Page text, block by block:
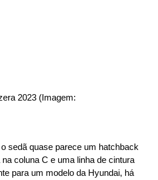
2023 (Imagem:
sedã quase parece um hatchback
coluna C e uma linha de cintura
para um modelo da Hyundai, há